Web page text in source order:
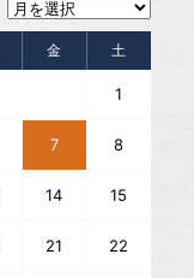
金 土
1
7 8
14 15
21 22